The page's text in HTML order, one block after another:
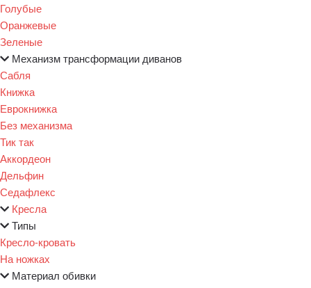
Голубые
Оранжевые
Зеленые
Механизм трансформации диванов
Сабля
Книжка
Еврокнижка
Без механизма
Тик так
Аккордеон
Дельфин
Седафлекс
Кресла
Типы
Кресло-кровать
На ножках
Материал обивки